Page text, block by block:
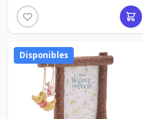
Disponibles